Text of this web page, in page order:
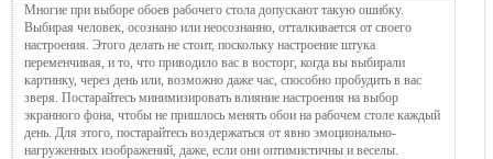
Многие при выборе обоев рабочего стола допускают такую ошибку.
Выбирая человек, осознано или неосознанно, отталкивается от своего
настроения. Этого делать не стоит, поскольку настроение штука
переменчивая, и то, что приводило вас в восторг, когда вы выбирали
картинку, через день или, возможно даже час, способно пробудить в вас
зверя. Постарайтесь минимизировать влияние настроения на выбор
экранного фона, чтобы не пришлось менять обои на рабочем столе каждый
день. Для этого, постарайтесь воздержаться от явно эмоционально-
нагруженных изображений, даже, если они оптимистичны и веселы.